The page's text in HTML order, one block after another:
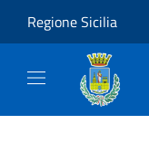
Regione Sicilia